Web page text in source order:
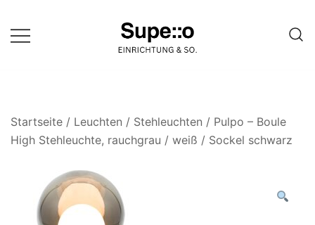
zum
Inhalt
einer Website
Startseite / Leuchten / Stehleuchten / Pulpo – Boule
High Stehleuchte, rauchgrau / weiß / Sockel schwarz